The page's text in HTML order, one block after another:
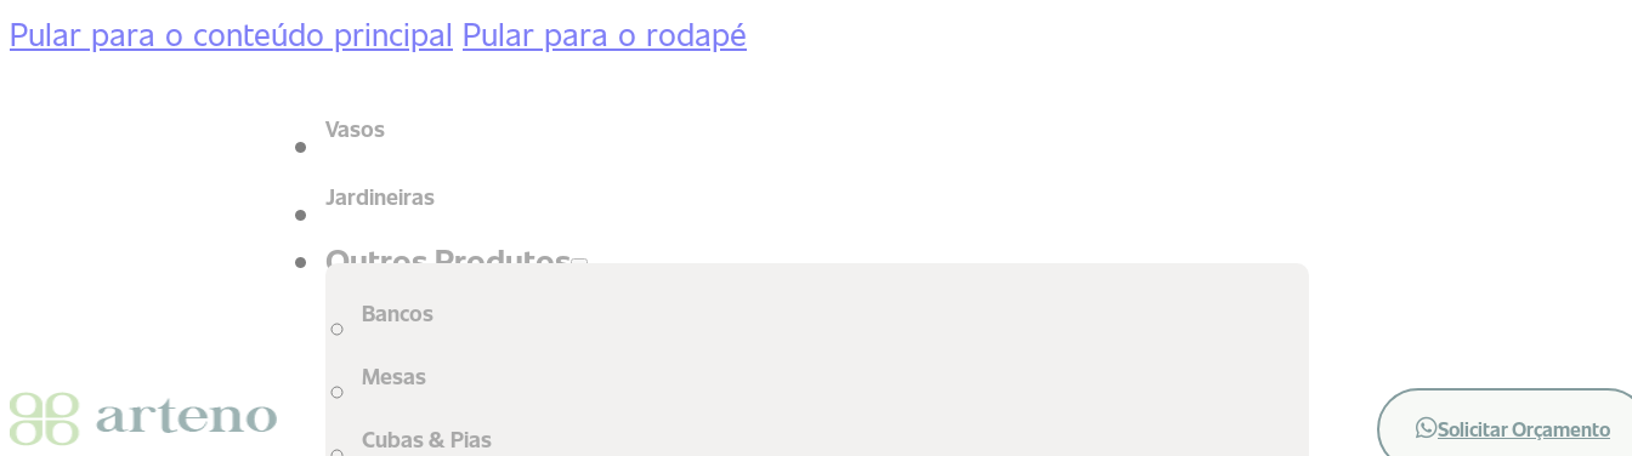
Pular para o conteúdo principal Pular para o rodapé
Vasos
Jardineiras
Outros Produtos
Bancos
Mesas
Cubas & Pias Solicitar Orçamento